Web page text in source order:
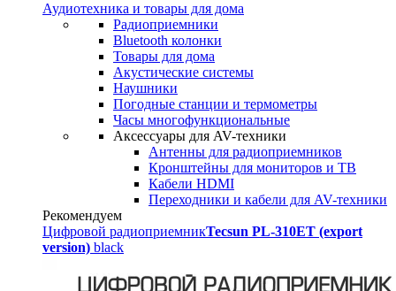
Аудиотехника и товары для дома
Радиоприемники
Bluetooth колонки
Товары для дома
Акустические системы
Наушники
Погодные станции и термометры
Часы многофункциональные
Аксессуары для AV-техники
Антенны для радиоприемников
Кронштейны для мониторов и ТВ
Кабели HDMI
Переходники и кабели для AV-техники
Рекомендуем
Цифровой радиоприемникTecsun PL-310ET (export
version) black